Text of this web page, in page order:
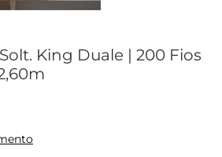
King Duale | 200 Fios